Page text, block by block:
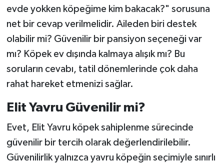
evde yokken köpeğime kim bakacak?" sorusuna
net bir cevap verilmelidir. Aileden biri destek
olabilir mi? Güvenilir bir pansiyon seçeneği var
mı? Köpek ev dışında kalmaya alışık mı? Bu
soruların cevabı, tatil dönemlerinde çok daha
rahat hareket etmenizi sağlar.
Elit Yavru Güvenilir mi?
Evet, Elit Yavru köpek sahiplenme sürecinde
güvenilir bir tercih olarak değerlendirilebilir.
Güvenilirlik yalnızca yavru köpeğin seçimiyle sınırlı